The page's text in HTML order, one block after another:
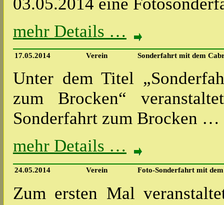
mehr Details …
17.05.2014 Verein Sonderfahrt mit dem
Unter dem Titel
zum Brocken“
Sonderfahrt zum Brocken …
mehr Details …
24.05.2014 Verein Foto-Sonderfahrt mit
Zum ersten Mal